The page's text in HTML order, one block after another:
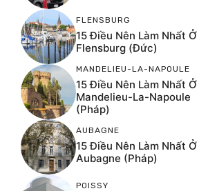
FLENSBURG
15 Điều Nên Làm Nhất Ở
Flensburg (Đức)
MANDELIEU-LA-NAPOULE
15 Điều Nên Làm Nhất Ở
Mandelieu-La-Napoule
(Pháp)
AUBAGNE
15 Điều Nên Làm Nhất Ở
Aubagne (Pháp)
POISSY